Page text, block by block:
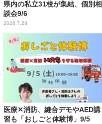
県内の私立31校が集結、個別相
談会9/6
2026.7.28
医療✕消防、縫合デモやAED講
習も「おしごと体験博」9/5